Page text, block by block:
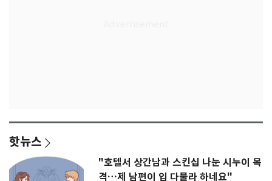
핫뉴스
"호텔서 상간남과 스킨십 나눈 시누이 목
격…제 남편이 입 다물라 하네요"